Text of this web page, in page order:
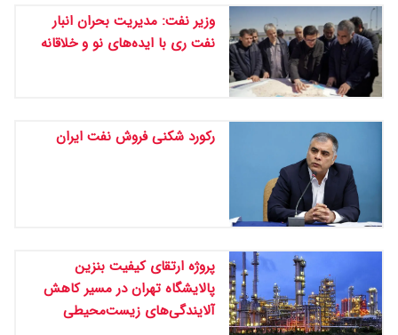
وزیر نفت: مدیریت بحران انبار
نفت ری با ایده‌های نو و خلاقانه
رکورد شکنی فروش نفت ایران
پروژه ارتقای کیفیت بنزین
پالایشگاه تهران در مسیر کاهش
آلایندگی‌های زیست‌محیطی